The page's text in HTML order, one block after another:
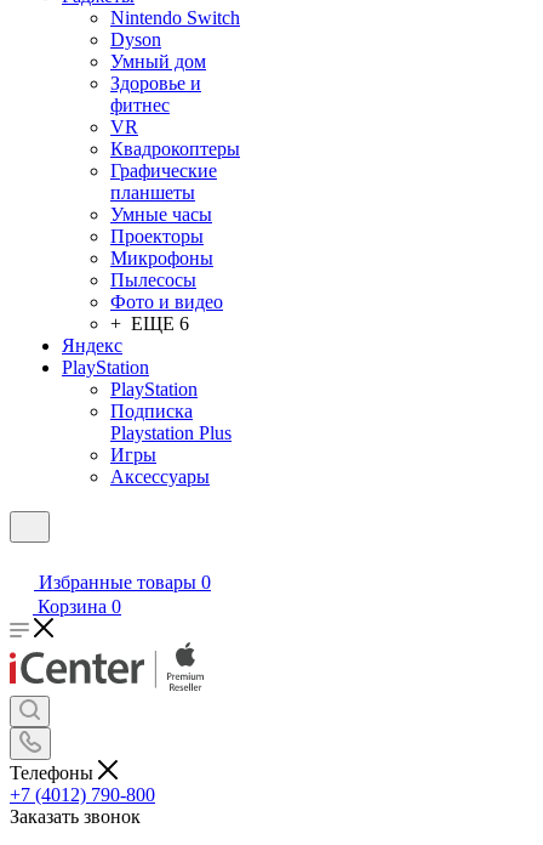
Nintendo Switch
Dyson
Умный дом
Здоровье и
фитнес
VR
Квадрокоптеры
Графические
планшеты
Умные часы
Проекторы
Микрофоны
Пылесосы
Фото и видео
+ ЕЩЕ 6
Яндекс
PlayStation
PlayStation
Подписка
Playstation Plus
Игры
Аксессуары
Избранные товары 0
Корзина 0
Телефоны
+7 (4012) 790-800
Заказать звонок